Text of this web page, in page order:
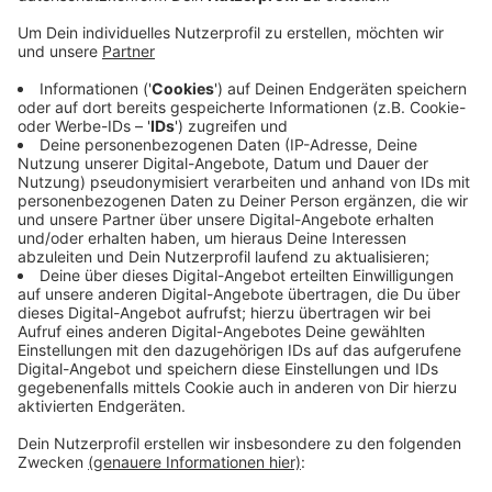
Anliegen online erledigen
Anzeige
Arbeitslosmeldungen nehmen die Arbeitsagenturen am
darauffolgenden Freitag entgegen. Den Antragstellern
entstehen dadurch keine Nachteile, teilt die Agentur
mit. Viele Anliegen können aber auch online erledigt
werden, dadurch können auch an anderen Tagen
Wartezeiten vermieden werden.Online erledigen
könnt Ihr Eure Anliegen hier.
Anzeige